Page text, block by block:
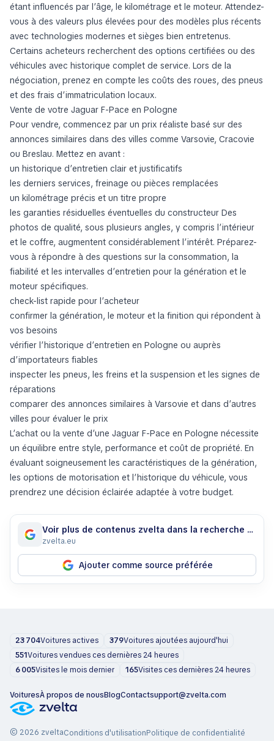
étant influencés par l’âge, le kilométrage et le moteur. Attendez-
vous à des valeurs plus élevées pour des modèles plus récents
avec technologies modernes et sièges bien entretenus.
Certains acheteurs recherchent des options certifiées ou des
véhicules avec historique complet de service. Lors de la
négociation, prenez en compte les coûts des roues, des pneus
et des frais d’immatriculation locaux.
Vente de votre Jaguar F-Pace en Pologne
Pour vendre, commencez par un prix réaliste basé sur des
annonces similaires dans des villes comme Varsovie, Cracovie
ou Breslau. Mettez en avant :
un historique d’entretien clair et justificatifs
les derniers services, freinage ou pièces remplacées
un kilométrage précis et un titre propre
les garanties résiduelles éventuelles du constructeur Des
photos de qualité, sous plusieurs angles, y compris l’intérieur
et le coffre, augmentent considérablement l’intérêt. Préparez-
vous à répondre à des questions sur la consommation, la
fiabilité et les intervalles d’entretien pour la génération et le
moteur spécifiques.
check-list rapide pour l’acheteur
confirmer la génération, le moteur et la finition qui répondent à
vos besoins
vérifier l’historique d’entretien en Pologne ou auprès
d’importateurs fiables
inspecter les pneus, les freins et la suspension et les signes de
réparations
comparer des annonces similaires à Varsovie et dans d’autres
villes pour évaluer le prix
L’achat ou la vente d’une Jaguar F-Pace en Pologne nécessite
un équilibre entre style, performance et coût de propriété. En
évaluant soigneusement les caractéristiques de la génération,
les options de motorisation et l’historique du véhicule, vous
prendrez une décision éclairée adaptée à votre budget.
Voir plus de contenus zvelta dans la recherche Google
zvelta.eu
Ajouter comme source préférée
23 704Voitures actives 379Voitures ajoutées aujourd'hui
551Voitures vendues ces dernières 24 heures
6 005Visites le mois dernier 165Visites ces dernières 24 heures
VoituresÀ propos de nousBlogContactsupport@zvelta.com
© 2026 zveltaConditions d'utilisationPolitique de confidentialité